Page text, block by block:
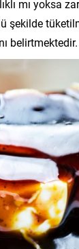
mı yoksa
şekilde
belirtmektedir.